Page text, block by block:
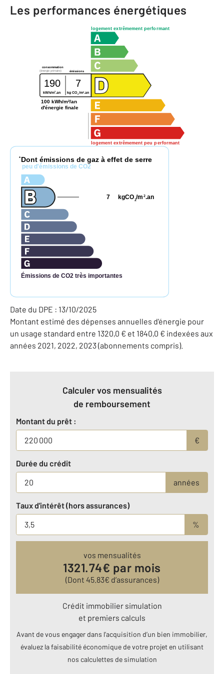
Les performances énergétiques
logement extrêmement performant
logement extrêmement peu performant
consommation
émissions
(énergie primaire)
190 7
kWh/m2.an kg CO2 /m2 .an
100 kWh/m²/an
d'énergie finale
* Dont émissions de gaz à effet de serre
peu d'émissions de CO2
Émissions de CO2 très importantes
kgCO2/m 2.an
7
Date du DPE : 13/10/2025
Montant estimé des dépenses annuelles d'énergie pour
un usage standard entre 1320,0 € et 1840,0 € indexées aux
années 2021, 2022, 2023 (abonnements compris).
Calculer vos mensualités
de remboursement
Montant du prêt :
€
Durée du crédit
années
Taux d'intérêt (hors assurances)
%
vos mensualités
1321.74€ par mois
(Dont 45.83€ d’assurances)
Crédit immobilier simulation
et premiers calculs
Avant de vous engager dans l’acquisition d’un bien immobilier,
évaluez la faisabilité économique de votre projet en utilisant
nos calculettes de simulation